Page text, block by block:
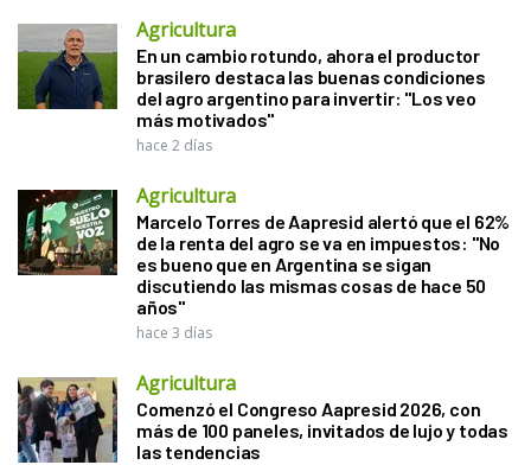
Agricultura
En un cambio rotundo, ahora el productor
brasilero destaca las buenas condiciones
del agro argentino para invertir: "Los veo
más motivados"
hace 2 días
Agricultura
Marcelo Torres de Aapresid alertó que el 62%
de la renta del agro se va en impuestos: "No
es bueno que en Argentina se sigan
discutiendo las mismas cosas de hace 50
años"
hace 3 días
Agricultura
Comenzó el Congreso Aapresid 2026, con
más de 100 paneles, invitados de lujo y todas
las tendencias